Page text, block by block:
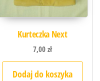
Kurteczka Next
7,00zł
Dodaj do koszyka